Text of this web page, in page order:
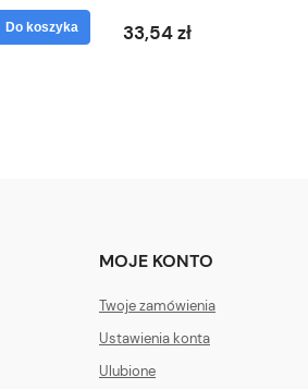
Do koszyka 33,54 zł
MOJE KONTO
Twoje zamówienia
Ustawienia konta
Ulubione